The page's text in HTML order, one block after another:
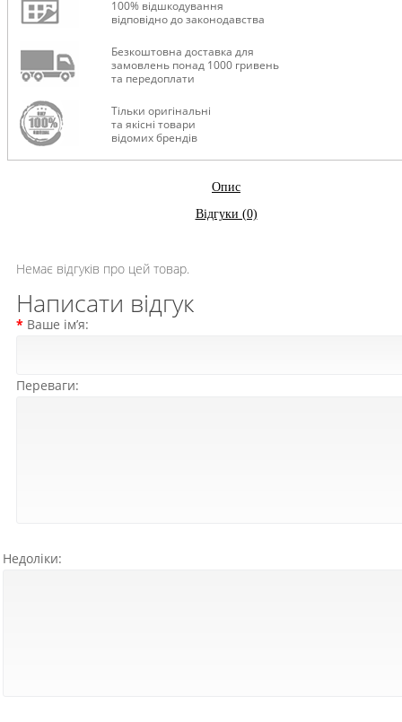
100% відшкодування
відповідно до законодавства
Безкоштовна доставка для
замовлень понад 1000 гривень
та передоплати
Тільки оригінальні
та якісні товари
відомих брендів
Опис
Відгуки (0)
Немає відгуків про цей товар.
Написати відгук
Ваше ім’я:
Переваги:
Недоліки: